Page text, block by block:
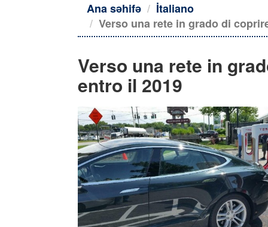
Ana səhifə
İtaliano
Verso una rete in grado di
Verso una rete in
entro il 2019